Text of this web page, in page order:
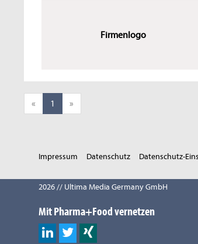
Firmenlogo
« 1 »
Impressum Datenschutz Datenschutz-
2026 // Ultima Media Germany GmbH
Mit Pharma+Food vernetzen